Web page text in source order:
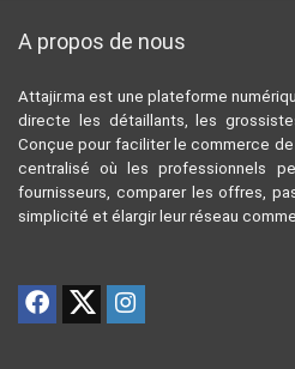
A propos de nous
Attajir.ma est une plateforme
directe les détaillants, les
Conçue pour faciliter le commerce
centralisé où les professionnels
fournisseurs, comparer les offres,
simplicité et élargir leur réseau